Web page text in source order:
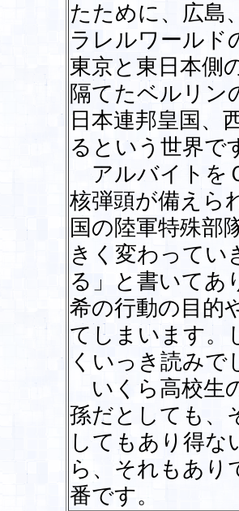
たために、広島
ラレルワールド
東京と東日本側
隔てたベルリン
日本連邦皇国、
るという世界で
アルバイトを
核弾頭が備えら
国の陸軍特殊部
きく変わってい
る」と書いてあ
希の行動の目的
てしまいます。
くいっき読みで
いくら高校生
孫だとしても、
してもあり得な
ら、それもあり
番です。